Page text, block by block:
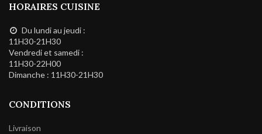
HORAIRES CUISINE
Du lundi au jeudi :
11H30-21H30
Vendredi et samedi :
11H30-22H00
Dimanche : 11H30-21H30
CONDITIONS
Livraison